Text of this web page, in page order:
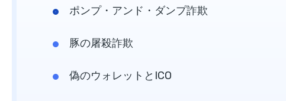
ポンプ・アンド・ダンプ詐欺
豚の屠殺詐欺
偽のウォレットとICO